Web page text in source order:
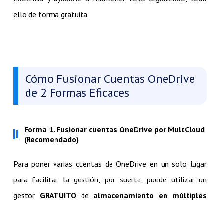
ello de forma gratuita.
Cómo Fusionar Cuentas OneDrive
de 2 Formas Eficaces
Forma 1. Fusionar cuentas OneDrive por MultCloud
(Recomendado)
Para poner varias cuentas de OneDrive en un solo lugar
para facilitar la gestión, por suerte, puede utilizar un
gestor GRATUITOde almacenamiento en múltiples